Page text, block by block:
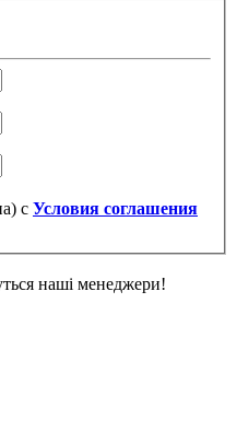
с Условия соглашения
наші менеджери!